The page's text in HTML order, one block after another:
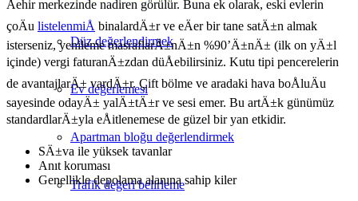
Düz değerlendirmek
Ev değerlemesi
Apartman bloğu değerlendirmek
Trafik değeri belirleme
Åehir merkezinde nadiren görülür. Buna ek olarak, eski evlerin
çoÄu listelenmiÅ binalardÄ±r ve eÄer bir tane satÄ±n almak
isterseniz, yenileme masraflarÄ±nÄ±n %90’Ä±nÄ± (ilk on yÄ±l
içinde) vergi faturanÄ±zdan düÅebilirsiniz. Kutu tipi pencerelerin
de avantajlarÄ± vardÄ±r. Çift bölme ve aradaki hava boÅluÄu
sayesinde odayÄ± yalÄ±tÄ±r ve sesi emer. Bu artÄ±k günümüz
standardlarÄ±yla eÅitlenemese de güzel bir yan etkidir.
SÄ±va ile yüksek tavanlar
Anıt koruması
Genellikle depolama alanına sahip kiler